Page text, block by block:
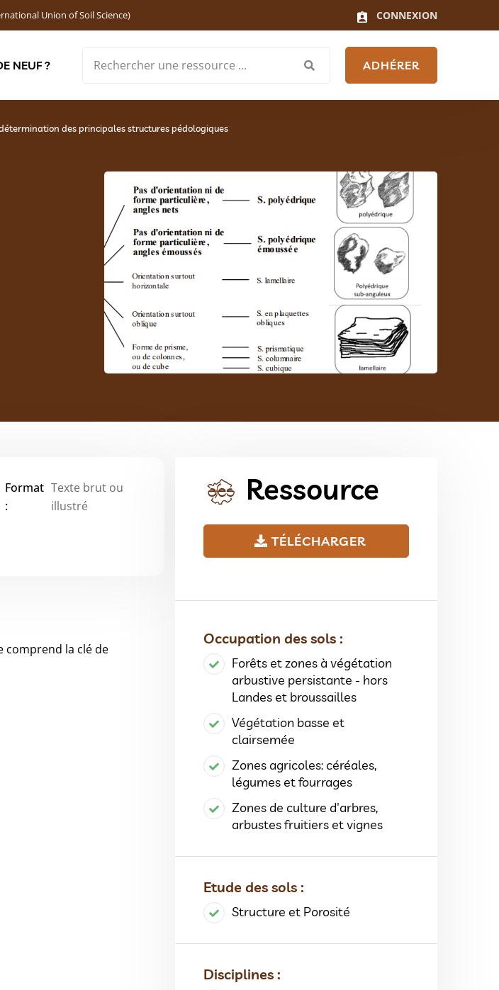
Union of Soil Science) CONNEXION
NEUF ? ADHÉRER
des principales structures pédologiques
Format
:
Texte brut ou
illustré
comprend la clé de
Ressource
TÉLÉCHARGER
Occupation des sols :
Forêts et zones à végétation
arbustive persistante - hors
Landes et broussailles
Végétation basse et
clairsemée
Zones agricoles: céréales,
légumes et fourrages
Zones de culture d'arbres,
arbustes fruitiers et vignes
Etude des sols :
Structure et Porosité
Disciplines :